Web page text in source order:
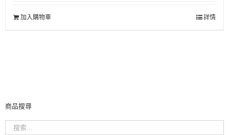
加入購物車 詳情
商品搜尋